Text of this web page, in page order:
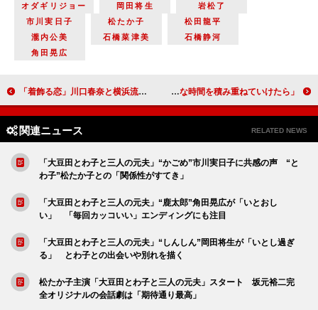
オダギリジョー 岡田将生
岩松了
市川実日子
松たか子
松田龍平
瀧内公美
石橋菜津美
石橋静河
角田晃広
「着飾る恋」川口春奈と横浜流星が“車キス” 「横浜流星の耳から首が真っ赤だった」 星野源と新垣結衣が結婚を発表 「互いに支え合い豊かな時間を積み重ねていけたら」
関連ニュース RELATED NEWS
「大豆田とわ子と三人の元夫」“かごめ”市川実日子に共感の声 “と
わ子”松たか子との「関係性がすてき」
「大豆田とわ子と三人の元夫」“鹿太郎”角田晃広が「いとおし
い」 「毎回カッコいい」エンディングにも注目
「大豆田とわ子と三人の元夫」“しんしん”岡田将生が「いとし過ぎ
る」 とわ子との出会いや別れを描く
松たか子主演「大豆田とわ子と三人の元夫」スタート 坂元裕二完
全オリジナルの会話劇は「期待通り最高」